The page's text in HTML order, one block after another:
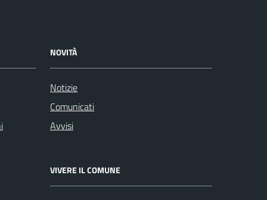
NOVITÀ
Notizie
Comunicati
Avvisi
VIVERE IL COMUNE